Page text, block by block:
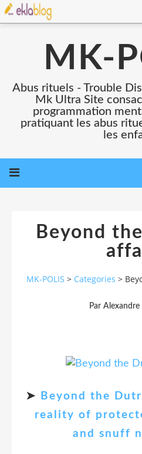
MK-
Abus rituels - Trouble
Mk Ultra Site
programmation
pratiquant les abus
les
Beyond
MK-POLIS > Categories >
Par Alexandre
➤
Beyond the
reality of
and snuff